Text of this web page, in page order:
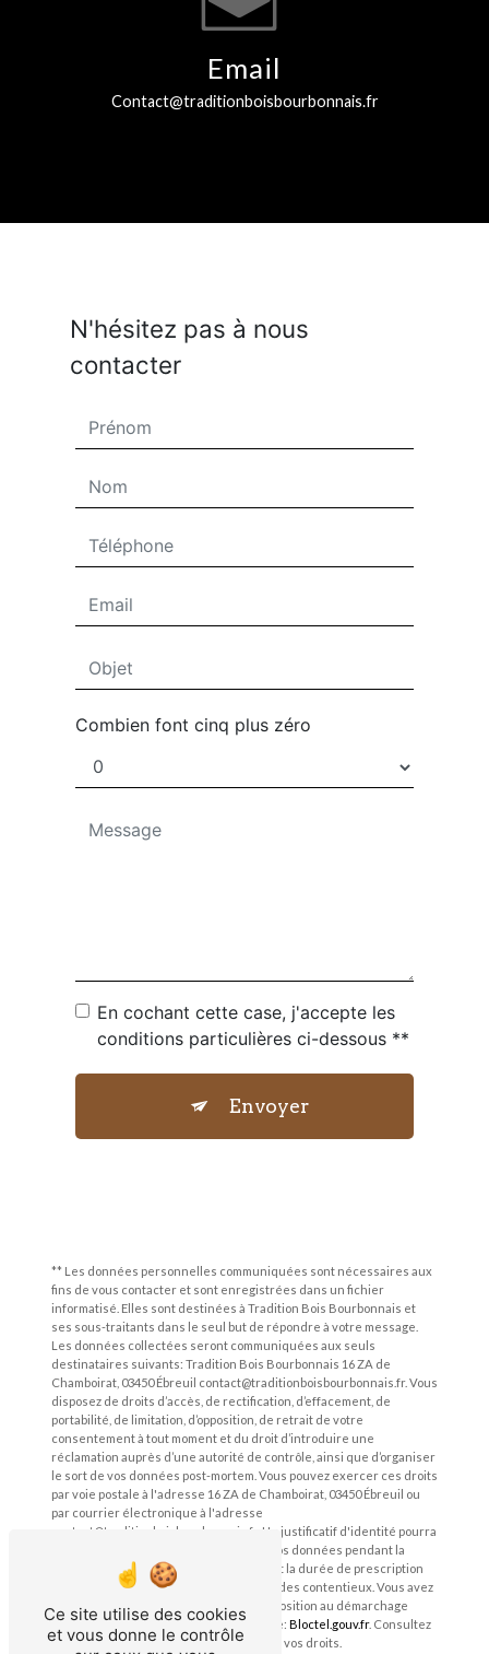
Email
contact@traditionboisbourbonnais.fr
N'hésitez pas à nous
contacter
Combien font cinq plus zéro
En cochant cette case, j'accepte les
conditions particulières ci-dessous **
Envoyer
** Les données personnelles communiquées sont nécessaires aux
fins de vous contacter et sont enregistrées dans un fichier
informatisé. Elles sont destinées à Tradition Bois Bourbonnais et
ses sous-traitants dans le seul but de répondre à votre message.
Les données collectées seront communiquées aux seuls
destinataires suivants: Tradition Bois Bourbonnais 16 ZA de
Chamboirat, 03450 Ébreuil contact@traditionboisbourbonnais.fr. Vous
disposez de droits d’accès, de rectification, d’effacement, de
portabilité, de limitation, d’opposition, de retrait de votre
consentement à tout moment et du droit d’introduire une
réclamation auprès d’une autorité de contrôle, ainsi que d’organiser
le sort de vos données post-mortem. Vous pouvez exercer ces droits
par voie postale à l'adresse 16 ZA de Chamboirat, 03450 Ébreuil ou
par courrier électronique à l'adresse
contact@traditionboisbourbonnais.fr. Un justificatif d'identité pourra
vous être demandé. Nous conservons vos données pendant la
période de prise de contact puis pendant la durée de prescription
légale aux fins probatoires et de gestion des contentieux. Vous avez
le droit de vous inscrire sur la liste d'opposition au démarchage
téléphonique, disponible à cette adresse:
Bloctel.gouv.fr. Consultez
le site cnil.fr pour plus d’informations sur vos droits.
Ce site utilise des cookies
et vous donne le contrôle